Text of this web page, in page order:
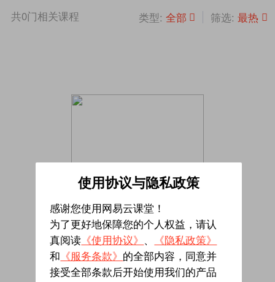
共0门相关课程 类型: 全部 筛选: 最热
暂无相关课程
使用协议与隐私政策
感谢您使用网易云课堂！
为了更好地保障您的个人权益，请认
真阅读 《使用协议》 、
《隐私政策》
和 《服务条款》 的全部内容，同意并
接受全部条款后开始使用我们的产品